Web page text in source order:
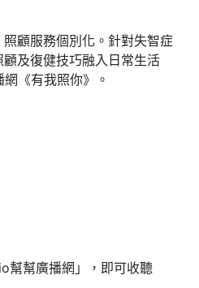
顧服務個別化。針對失智症
及復健技巧融入日常生活
《有我照你》。
幫幫廣播網」，即可收聽